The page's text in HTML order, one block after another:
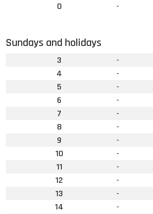
0
-
Sundays and holidays
3
-
4
-
5
-
6
-
7
-
8
-
9
-
10
-
11
-
12
-
13
-
14
-